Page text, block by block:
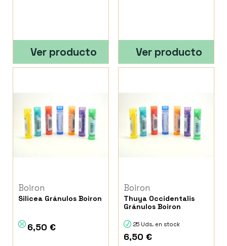
Ver producto Ver producto
Boiron
Silicea Gránulos Boiron
6,50 €
Boiron
Thuya Occidentalis
Gránulos Boiron
25 Uds. en stock
6,50 €